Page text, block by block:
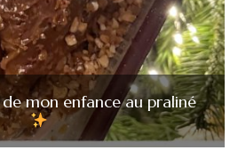
mon enfance au praliné